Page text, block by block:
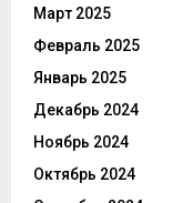
Март 2025
Февраль 2025
Январь 2025
Декабрь 2024
Ноябрь 2024
Октябрь 2024